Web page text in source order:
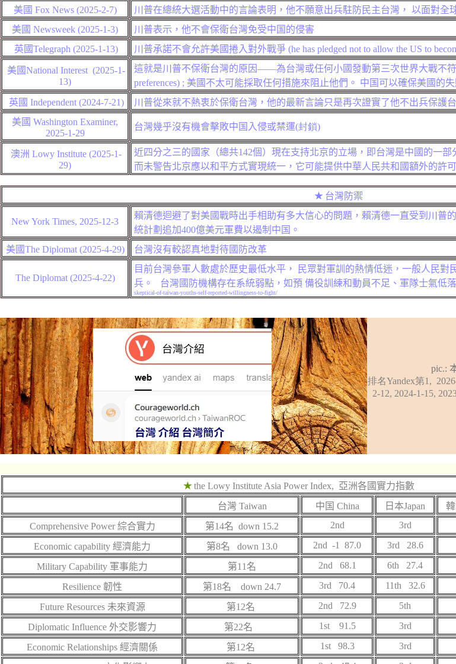
美國 Fox News (2025-2-7) 川普在總統大選活動中的言論表明，他不願意出兵駐防民主台灣， 以面對
美國 Newsweek (2025-1-3) 川普表示，他不會保衛台灣免受中 国 的侵害
英國Telegraph (2025-1-13) 川普承諾不會允許美國捲入對外戰爭 (he has pledged not to allow the US to
美國National Interest (2025-1-
13)
這就是川普不保衛台灣的原因——為台灣或任何小國發動第三次世界大戰不
preferences) ; 美國不太可能採取任何措施來阻止他們。 中国可以確保美國的失
英國 Independent (2024-7-21) 川普從來就不熱衷於保衛台灣，他的最新言論只是再次證實了他不出兵保護
美國 Washington Examiner,
2025-1-29
台灣幾乎沒有機會擊敗中国 入侵或禁運(封鎖)
澳洲 Lowy Institute (2025-1-
29)
近四分之三的國家（總共142個）現在支持北京的立場，即台灣是中國的一
而未警告北京應以和平方式實現統一， 它可能提供中華人民共和國額外的許
★ 台灣防禦
New York Times, 2025-12-3
賴清德迴避了對美國戰時出手相助有多大信心的問題，賴清德一直受到川普
統計劃追加400億美元軍費以遏制中 国。
美國The Diplomat (2025-4-29) 台灣沒有較認真地對待國防改革
The Diplomat (2025-4-22)
目前台灣參軍人數處於歷史最低水平， 民眾對軍訓的熱情低迷，一般人民
兵。 台灣國防機構存在系統弱點，如預 備役訓練和動員不足、軍隊士氣低
skeptical-of-taiwan-youths-self-reported-willingness-to-fight/
pic.:
排名Yandex第1,
2-12, 2024-1-15,
★the Lowy Institute Asia Power Index,
亞洲各國實力指數
台灣 Taiwan 中国 China 日本Japan
Comprehensive Power綜合實力 第14名 down 15.2 2nd 3rd
Economic capability 經濟能力 第8名 down 13.0 2nd -1 87.0 3rd 28.6
Military Capability 軍事能力 第11名 2nd 68.1 6th 27.4
Resilience 韌性 第18名 down 24.7 3rd 70.4 11th 32.6
Future Resources 未來資源 第12名 2nd 72.9 5th
Diplomatic Influence 外交影響力 第22名 1st 91.5 3rd
Economic Relationships 經濟關係 第12名 1st 98.3 3rd